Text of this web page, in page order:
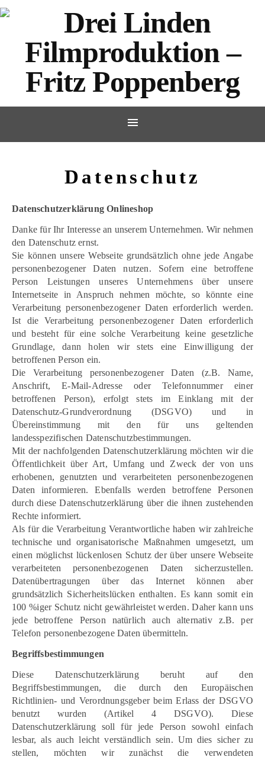
Datenschutz
Datenschutzerklärung Onlineshop
Danke für Ihr Interesse an unserem Unternehmen. Wir nehmen
den Datenschutz ernst.
Sie können unsere Webseite grundsätzlich ohne jede Angabe
personenbezogener Daten nutzen. Sofern eine betroffene
Person Leistungen unseres Unternehmens über unsere
Internetseite in Anspruch nehmen möchte, so könnte eine
Verarbeitung personenbezogener Daten erforderlich werden.
Ist die Verarbeitung personenbezogener Daten erforderlich
und besteht für eine solche Verarbeitung keine gesetzliche
Grundlage, dann holen wir stets eine Einwilligung der
betroffenen Person ein.
Die Verarbeitung personenbezogener Daten (z.B. Name,
Anschrift, E-Mail-Adresse oder Telefonnummer einer
betroffenen Person), erfolgt stets im Einklang mit der
Datenschutz-Grundverordnung (DSGVO) und in
Übereinstimmung mit den für uns geltenden
landesspezifischen Datenschutzbestimmungen.
Mit der nachfolgenden Datenschutzerklärung möchten wir die
Öffentlichkeit über Art, Umfang und Zweck der von uns
erhobenen, genutzten und verarbeiteten personenbezogenen
Daten informieren. Ebenfalls werden betroffene Personen
durch diese Datenschutzerklärung über die ihnen zustehenden
Rechte informiert.
Als für die Verarbeitung Verantwortliche haben wir zahlreiche
technische und organisatorische Maßnahmen umgesetzt, um
einen möglichst lückenlosen Schutz der über unsere Webseite
verarbeiteten personenbezogenen Daten sicherzustellen.
Datenübertragungen über das Internet können aber
grundsätzlich Sicherheitslücken enthalten. Es kann somit ein
100 %iger Schutz nicht gewährleistet werden. Daher kann uns
jede betroffene Person natürlich auch alternativ z.B. per
Telefon personenbezogene Daten übermitteln.
Begriffsbestimmungen
Diese Datenschutzerklärung beruht auf den
Begriffsbestimmungen, die durch den Europäischen
Richtlinien- und Verordnungsgeber beim Erlass der DSGVO
benutzt wurden (Artikel 4 DSGVO). Diese
Datenschutzerklärung soll für jede Person sowohl einfach
lesbar, als auch leicht verständlich sein. Um dies sicher zu
stellen, möchten wir zunächst die verwendeten